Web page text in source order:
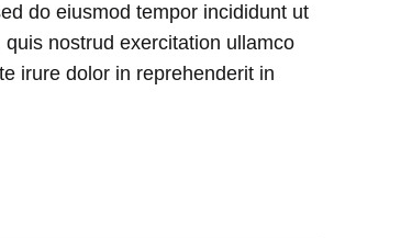
do eiusmod tempor incididunt ut
nostrud exercitation ullamco
irure dolor in reprehenderit in